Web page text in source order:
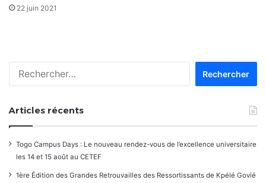
22 juin 2021
Articles récents
Togo Campus Days : Le nouveau rendez-vous de l’excellence universitaire
les 14 et 15 août au CETEF
1ère Édition des Grandes Retrouvailles des Ressortissants de Kpélé Govié